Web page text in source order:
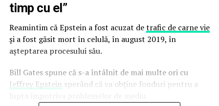
timp cu el”
Reamintim că Epstein a fost acuzat detrafic de carne vie
şi a fost găsit mort în celulă, în august 2019, în
aşteptarea procesului său.
Bill Gates spune că s-a întâlnit de mai multe ori cu
Jeffrey Epstein sperând că va obține fonduri pentru a